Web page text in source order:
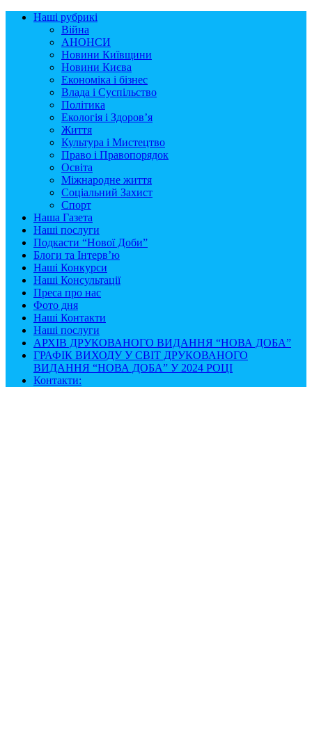
Наші рубрикі
Війна
АНОНСИ
Новини Київщини
Новини Києва
Економіка і бізнес
Влада і Суспільство
Політика
Екологія і Здоров’я
Життя
Культура і Мистецтво
Право і Правопорядок
Освіта
Міжнародне життя
Соціальний Захист
Спорт
Наша Газета
Наші послуги
Подкасти “Нової Доби”
Блоги та Інтерв’ю
Наші Конкурси
Наші Консультації
Преса про нас
Фото дня
Наші Контакти
Наші послуги
АРХІВ ДРУКОВАНОГО ВИДАННЯ “НОВА ДОБА”
ГРАФІК ВИХОДУ У СВІТ ДРУКОВАНОГО
ВИДАННЯ “НОВА ДОБА” У 2024 РОЦІ
Контакти: